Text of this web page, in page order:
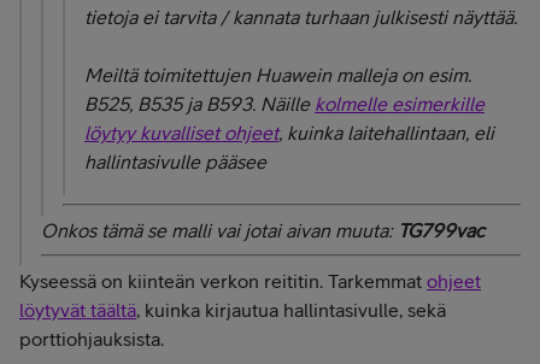
tietoja ei tarvita / kannata turhaan julkisesti näyttää.
Meiltä toimitettujen Huawein malleja on esim.
B525, B535 ja B593. Näille kolmelle esimerkille
löytyy kuvalliset ohjeet, kuinka laitehallintaan, eli
hallintasivulle pääsee
Onkos tämä se malli vai jotai aivan muuta: TG799vac
Kyseessä on kiinteän verkon reititin. Tarkemmat ohjeet
löytyvät täältä, kuinka kirjautua hallintasivulle, sekä
porttiohjauksista.